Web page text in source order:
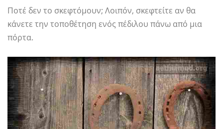
Ποτέ δεν το σκεφτόμουν; Λοιπόν, σκεφτείτε αν θα
κάνετε την τοποθέτηση ενός πέδιλου πάνω από μια
πόρτα.